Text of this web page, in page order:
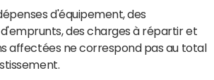
d'équipement, des
des charges à répartir et
affectées ne correspond pas au total